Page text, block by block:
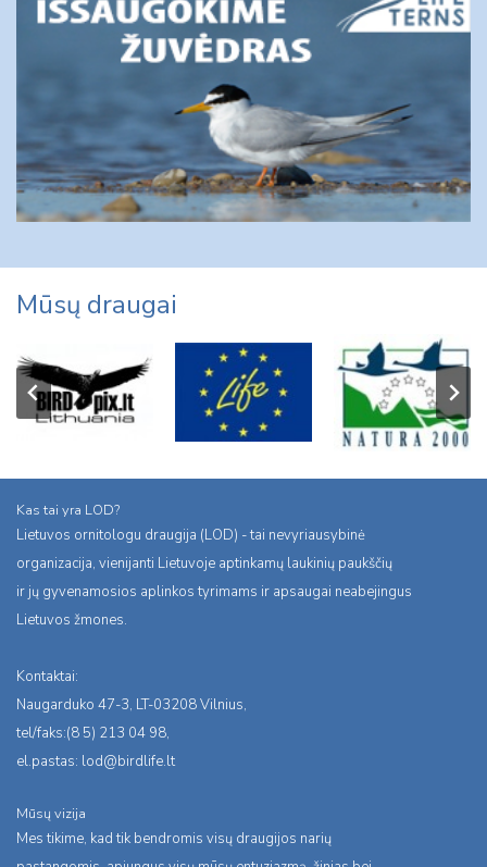
Mūsų draugai
Kas tai yra LOD?
Lietuvos ornitologu draugija (LOD) - tai nevyriausybinė
organizacija, vienijanti Lietuvoje aptinkamų laukinių paukščių
ir jų gyvenamosios aplinkos tyrimams ir apsaugai neabejingus
Lietuvos žmones.
Kontaktai:
Naugarduko 47-3, LT-03208 Vilnius,
tel/faks:(8 5) 213 04 98,
el.pastas: lod@birdlife.lt
Mūsų vizija
Mes tikime, kad tik bendromis visų draugijos narių